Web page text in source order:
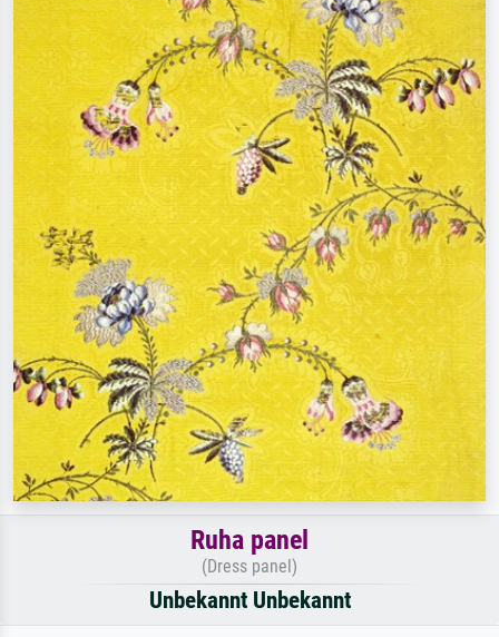
Ruha panel
(Dress panel)
Unbekannt Unbekannt